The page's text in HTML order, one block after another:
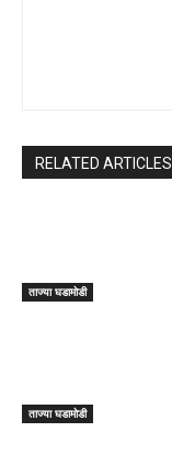
RELATED ARTICLES
ताज्या घडामोडी
ताज्या घडामोडी